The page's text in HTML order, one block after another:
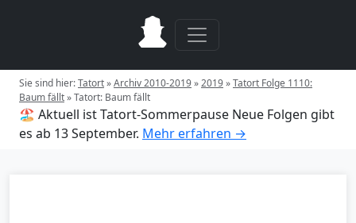
Sie sind hier:Tatort»Archiv 2010-2019»2019»Tatort Folge 1110:
Baum fällt»Tatort: Baum fällt
🏖️ Aktuell ist Tatort-Sommerpause Neue Folgen gibt
es ab 13 September. Mehr erfahren →